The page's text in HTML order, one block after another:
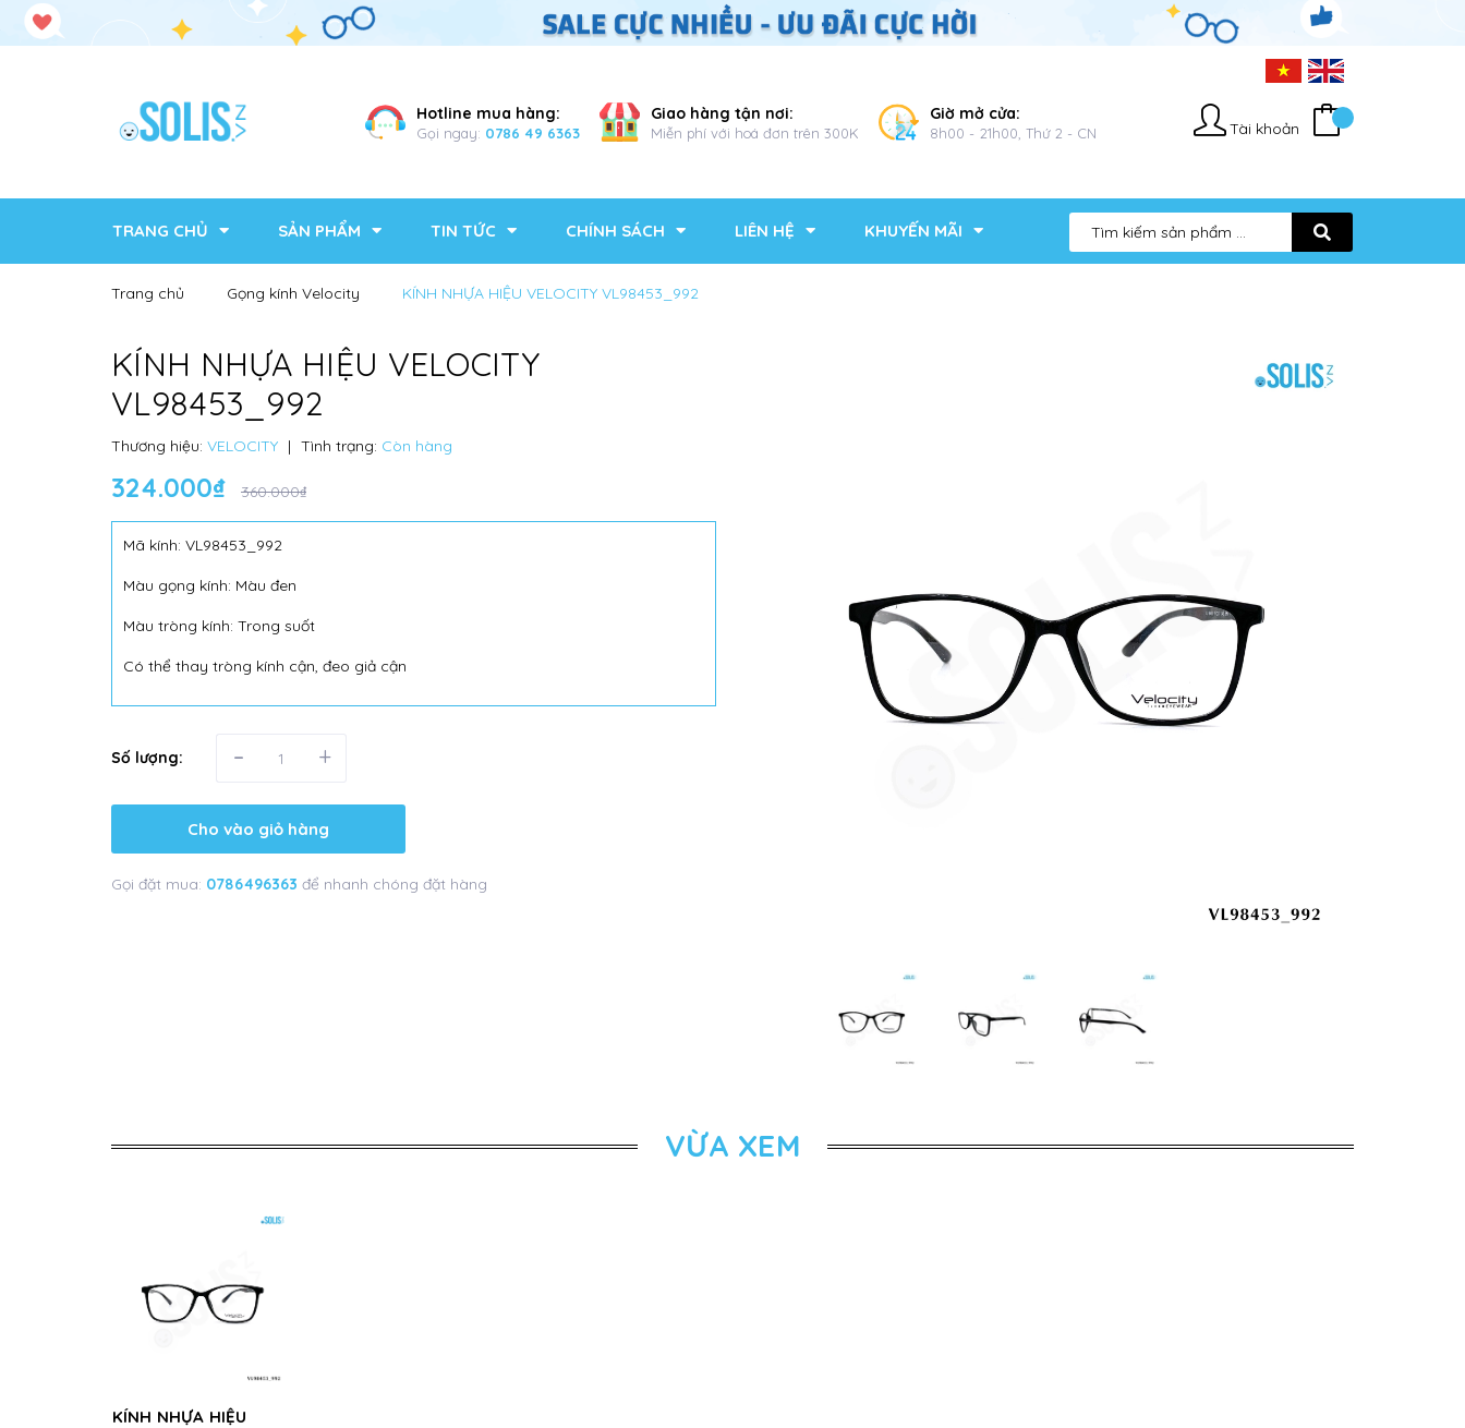
Hotline mua hàng:
Gọi ngay: 0786 49 6363
Giao hàng tận nơi:
Miễn phí với hoá đơn trên 300K
Giờ mở cửa:
8h00 - 21h00, Thứ 2 - CN Tài khoản
TRANG CHỦ SẢN PHẨM TIN TỨC CHÍNH SÁCH LIÊN HỆ KHUYẾN MÃI
Trang chủ Gọng kính Velocity KÍNH NHỰA HIỆU VELOCITY VL98453_992
KÍNH NHỰA HIỆU VELOCITY
VL98453_992
Thương hiệu: VELOCITY | Tình trạng: Còn hàng
324.000₫ 360.000₫
Mã kính: VL98453_992
Màu gọng kính: Màu đen
Màu tròng kính: Trong suốt
Có thể thay tròng kính cận, đeo giả cận
Số lượng: - +
Cho vào giỏ hàng
Gọi đặt mua: 0786496363 để nhanh chóng đặt hàng
VỪA XEM
KÍNH NHỰA HIỆU